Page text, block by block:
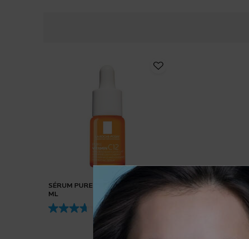
SÉRUM PURE VITAMIN C12 10
ML